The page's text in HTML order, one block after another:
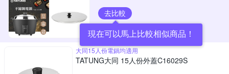
去比較
現在可以馬上比較相似商品！
大同15人份電鍋均適用
TATUNG大同 15人份外蓋C16029S